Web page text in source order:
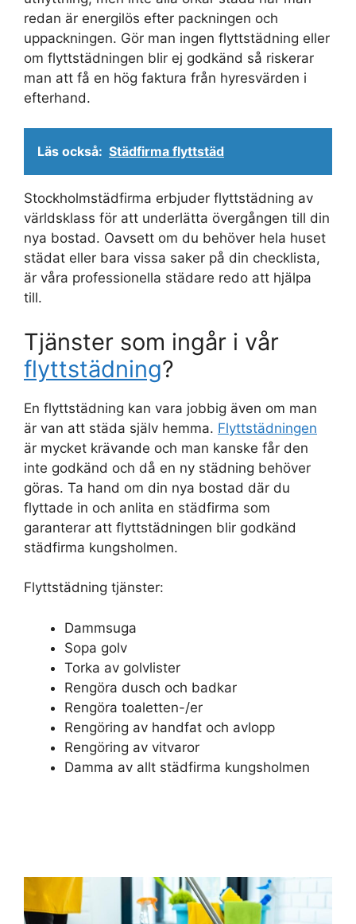
redan är energilös efter packningen och
uppackningen. Gör man ingen flyttstädning eller
om flyttstädningen blir ej godkänd så riskerar
man att få en hög faktura från hyresvärden i
efterhand.
Läs också: Städfirma flyttstäd
Stockholmstädfirma erbjuder flyttstädning av
världsklass för att underlätta övergången till din
nya bostad. Oavsett om du behöver hela huset
städat eller bara vissa saker på din checklista,
är våra professionella städare redo att hjälpa
till.
Tjänster som ingår i vår
flyttstädning?
En flyttstädning kan vara jobbig även om man
är van att städa själv hemma. Flyttstädningen
är mycket krävande och man kanske får den
inte godkänd och då en ny städning behöver
göras. Ta hand om din nya bostad där du
flyttade in och anlita en städfirma som
garanterar att flyttstädningen blir godkänd
städfirma kungsholmen.
Flyttstädning tjänster:
Dammsuga
Sopa golv
Torka av golvlister
Rengöra dusch och badkar
Rengöra toaletten-/er
Rengöring av handfat och avlopp
Rengöring av vitvaror
Damma av allt städfirma kungsholmen